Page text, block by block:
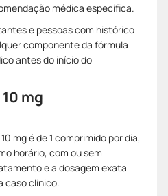
médica específica.
e pessoas com histórico
componente da fórmula
antes do início do
mg
mg é de 1 comprimido por dia,
horário, com ou sem
e a dosagem exata
caso clínico.